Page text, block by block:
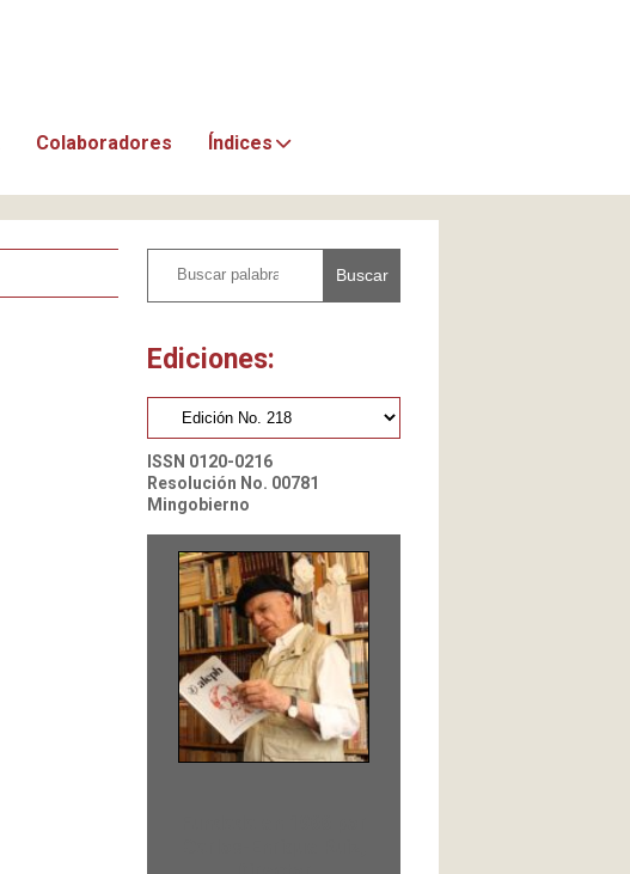
Colaboradores Índices
Buscar
Ediciones:
ISSN 0120-0216
Resolución No. 00781
Mingobierno